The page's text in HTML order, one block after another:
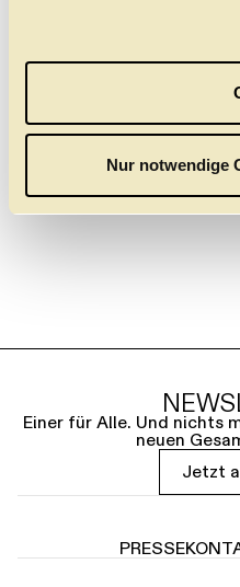
l
Nur notwendige
Der Dichter in "Die kleine
Semjon Semjonowitsch
Epilog
Adagio (Pina Bausch)
Einer für Alle. Und nichts
neuen
Jetzt
PRESSE